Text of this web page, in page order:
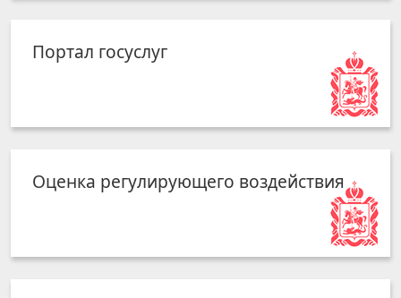
Портал госуслуг
Оценка регулирующего воздействия